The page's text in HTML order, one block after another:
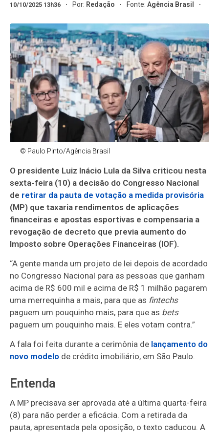
10/10/2025 13h36 Por: Redação Fonte:Agência Brasil
© Paulo Pinto/Agência Brasil
O presidente Luiz Inácio Lula da Silva criticou nesta
sexta-feira (10) a decisão do Congresso Nacional
de retirar da pauta de votação a medida provisória
(MP) que taxaria rendimentos de aplicações
financeiras e apostas esportivas e compensaria a
revogação de decreto que previa aumento do
Imposto sobre Operações Financeiras (IOF).
“A gente manda um projeto de lei depois de acordado
no Congresso Nacional para as pessoas que ganham
acima de R$ 600 mil e acima de R$ 1 milhão pagarem
uma merrequinha a mais, para que as fintechs
paguem um pouquinho mais, para que as bets
paguem um pouquinho mais. E eles votam contra.”
A fala foi feita durante a cerimônia de lançamento do
novo modelo de crédito imobiliário, em São Paulo.
Entenda
A MP precisava ser aprovada até a última quarta-feira
(8) para não perder a eficácia. Com a retirada da
pauta, apresentada pela oposição, o texto caducou. A